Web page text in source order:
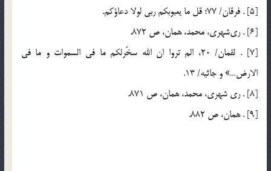
[5] . فرقان/ 77؛ قل ما يعبوبكم ربي لولا دعاؤكم.
[6] . ري‌شهري، محمد، همان، ص 872.
[7] . لقمان/ 20، الم تروا ان الله سخّرلكم ما في السموات و ما في
الارض…» و جاثيه/ 13.
[8] . ري شهري، محمد، همان، ص 871.
[9] . همان، ص 882.